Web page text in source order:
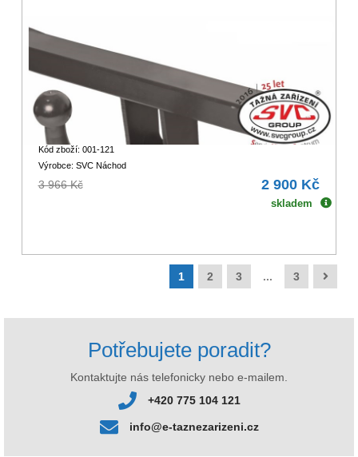
Kód zboží: 001-121
Výrobce: SVC Náchod
3 966 Kč 2 900 Kč
skladem
1 2 3 ... 3
Potřebujete poradit?
Kontaktujte nás telefonicky nebo e-mailem.
+420 775 104 121
info@e-taznezarizeni.cz